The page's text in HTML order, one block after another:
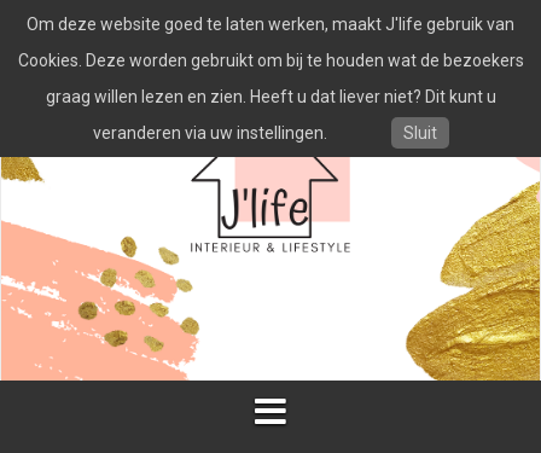
naar
inhoud
Om deze website goed te laten werken, maakt J'life gebruik van
Cookies. Deze worden gebruikt om bij te houden wat de bezoekers
graag willen lezen en zien. Heeft u dat liever niet? Dit kunt u
veranderen via uw instellingen.
Sluit